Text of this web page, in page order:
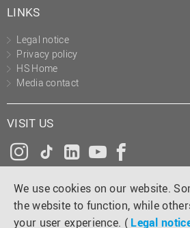
We use cookies on our website.
the website to function, while
your user experience. ( Legal
Studium und Lehre
Transfer- und
Innovationsmanagement
LINKS
Legal notice
Privacy policy
HS Home
Media contact
VISIT US
Instagram
Tiktok
LinkedInYouTube